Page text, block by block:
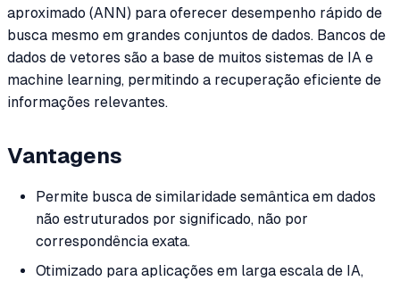
aproximado (ANN) para oferecer desempenho rápido de
busca mesmo em grandes conjuntos de dados. Bancos de
dados de vetores são a base de muitos sistemas de IA e
machine learning, permitindo a recuperação eficiente de
informações relevantes.
Vantagens
Permite busca de similaridade semântica em dados
não estruturados por significado, não por
correspondência exata.
Otimizado para aplicações em larga escala de IA,